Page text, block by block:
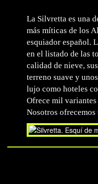
La Silvretta es una
más míticas de los
esquiador español.
en el listado de las
calidad de nieve,
terreno suave y
lujo como hoteles
Ofrece mil
Nosotros ofrecemos